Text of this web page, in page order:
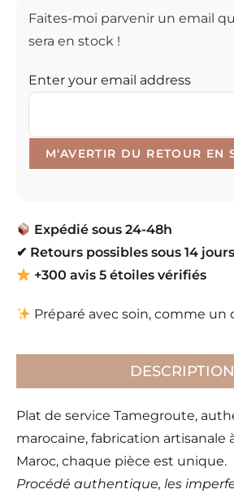
Faites-moi parvenir un email
sera en stock !
Enter your email address
Expédié sous 24-48h
✔ Retours possibles sous 14 jours
+300 avis 5 étoiles vérifiés
Préparé avec soin, comme un
DESCRIPTION
Plat de service Tamegroute,
marocaine, fabrication artisanale
Maroc, chaque pièce est unique.
Procédé authentique, les